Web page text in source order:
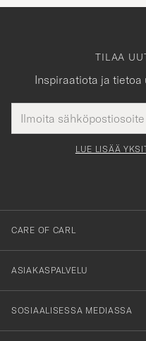
TILAA
Inspiraatiota ja
tieto
Tack
för
dig
till
vårt
nyhetsbrev!
LUE LISÄÄ
CARE OF CARL
ASIAKASPALVELU
SOSIAALISESSA MEDIASSA